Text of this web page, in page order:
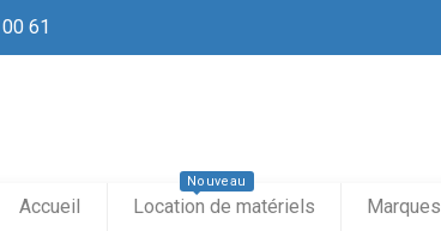
61
Accueil Location de matériels
Nouveau
Marques